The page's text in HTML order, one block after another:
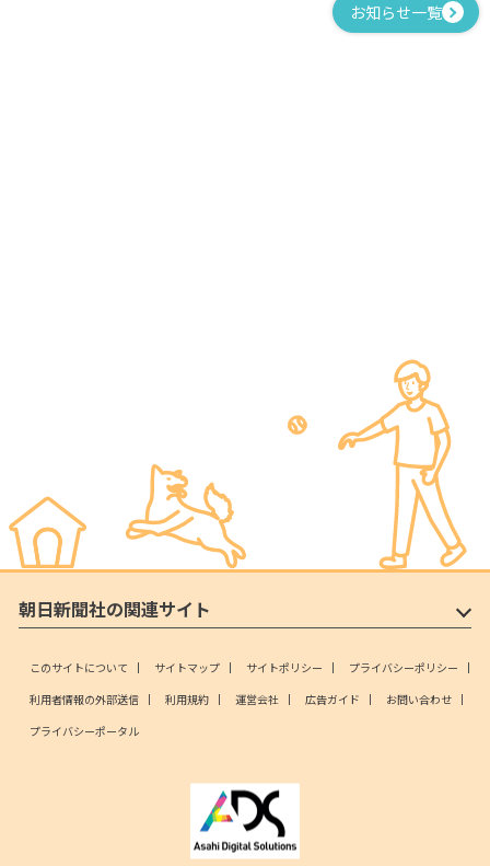
お知らせ一覧
朝日新聞社の関連サイト
このサイトについて サイトマップ サイトポリシー
プライバシーポリシー
利用者情報の外部送信
利用規約 運営会社 広告ガイド
お問い合わせ
プライバシーポータル